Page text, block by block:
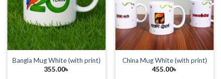
Bangla Mug White (with print)
355.00৳
China Mug White (with print)
455.00৳